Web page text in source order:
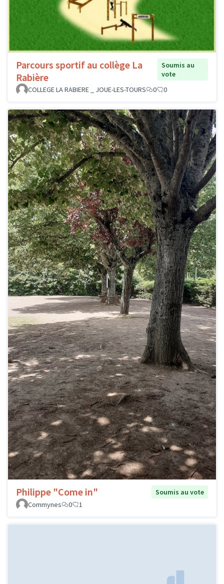
Parcours sportif au collège La
Rabière
Soumis au
vote
COLLEGE LA RABIERE _ JOUE-LES-TOURS
0 0
Philippe "Come in"
Soumis au vote
Commynes
0 1